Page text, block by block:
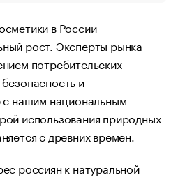
в России
рост. Эксперты рынка
потребительских
и
с нашим национальным
использования природных
с древних времен.
россиян к натуральной